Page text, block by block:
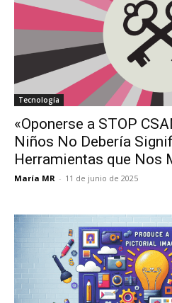
Tecnología
«Oponerse a STOP
Niños No Debería
Herramientas que Nos
María MR - 11 de junio de 2025